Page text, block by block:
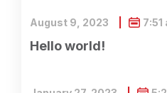
Hello world!
August 9, 2023 7:51